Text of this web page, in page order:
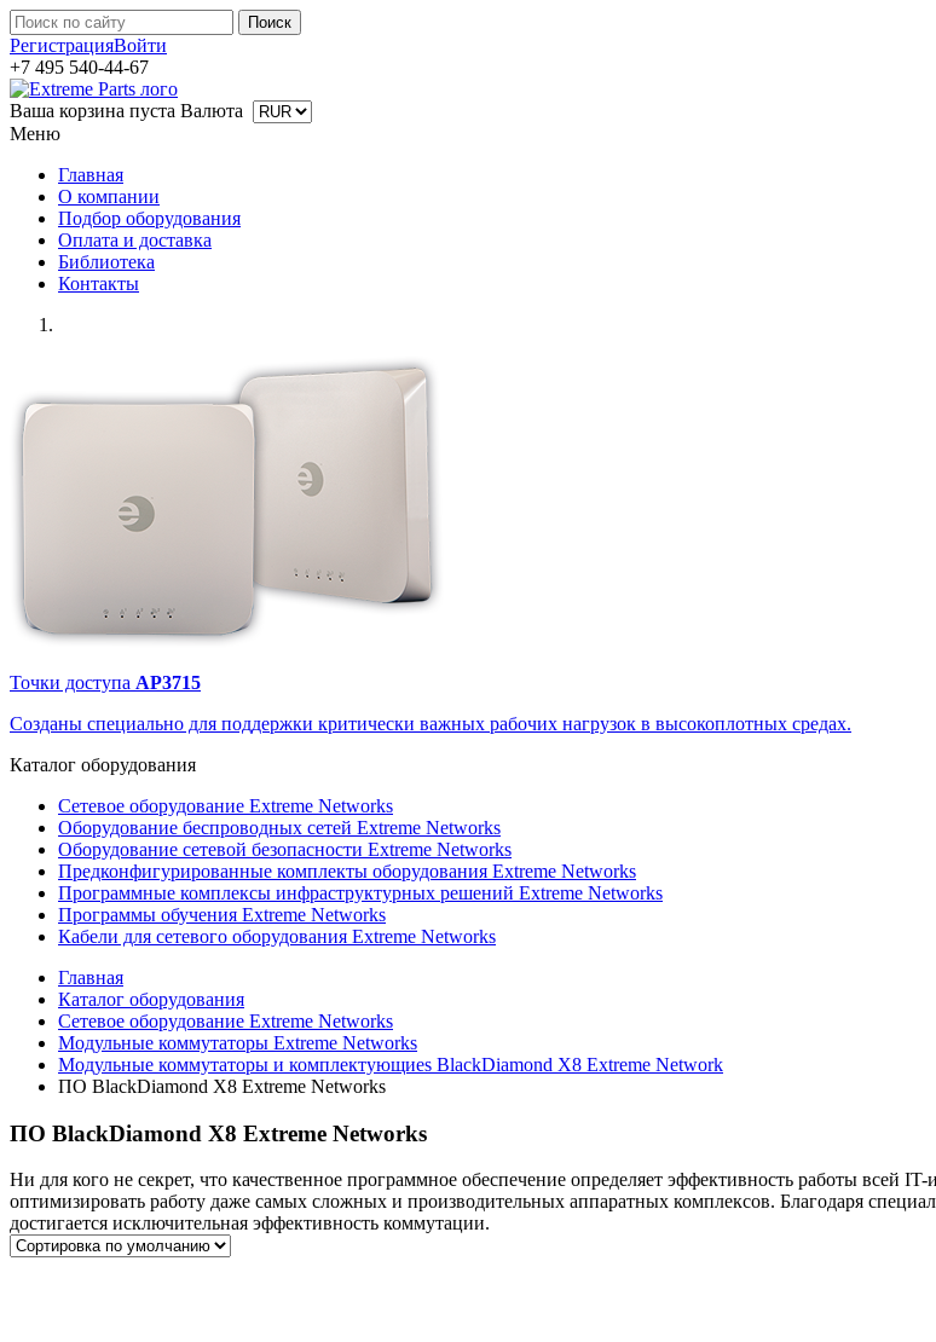
РегистрацияВойти
+7 495 540-44-67
Ваша корзина пуста Валюта
Меню
Главная
О компании
Подбор оборудования
Оплата и доставка
Библиотека
Контакты
Точки доступа AP3715
Созданы специально для поддержки критически важных рабочих нагрузок в высокоплотных средах.
Каталог оборудования
Сетевое оборудование Extreme Networks
Оборудование беспроводных сетей Extreme Networks
Оборудование сетевой безопасности Extreme Networks
Предконфигурированные комплекты оборудования Extreme Networks
Программные комплексы инфраструктурных решений Extreme Networks
Программы обучения Extreme Networks
Кабели для сетевого оборудования Extreme Networks
Главная
Каталог оборудования
Сетевое оборудование Extreme Networks
Модульные коммутаторы Extreme Networks
Модульные коммутаторы и комплектующиеs BlackDiamond X8 Extreme Network
ПО BlackDiamond X8 Extreme Networks
ПО BlackDiamond X8 Extreme Networks
Ни для кого не секрет, что качественное программное обеспечение определяет эффективность работы всей
оптимизировать работу даже самых сложных и производительных аппаратных комплексов. Благодаря
достигается исключительная эффективность коммутации.